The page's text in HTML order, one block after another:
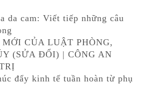
da cam: Viết tiếp những câu
CỦA LUẬT PHÒNG,
(SỬA ĐỔI) | CÔNG AN
đẩy kinh tế tuần hoàn từ phụ